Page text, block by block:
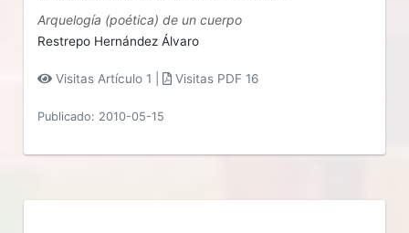
Arquelogía (poética) de un cuerpo
Restrepo Hernández Álvaro
Visitas Artículo 1 | Visitas PDF 16
Publicado: 2010-05-15